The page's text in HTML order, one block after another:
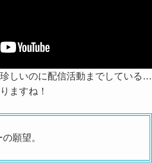
しいのに配信活動までしている…
ますね！
願望。